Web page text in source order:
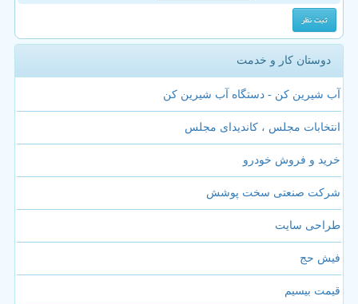
دوستان کار و خدمت
آب شیرین کن - دستگاه آب شیرین کن
انتخابات مجلس ، کاندیدای مجلس
خرید و فروش خودرو
شرکت صنعتی سخت پوشش
طراحی سایت
فیش حج
قیمت بیسیم